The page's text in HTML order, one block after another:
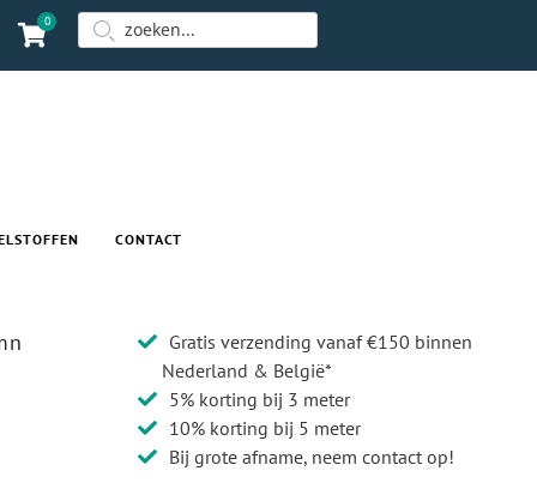
0
CONTACT
Gratis verzending vanaf €150 binnen
Nederland & België*
5% korting bij 3 meter
10% korting bij 5 meter
Bij grote afname, neem contact op!